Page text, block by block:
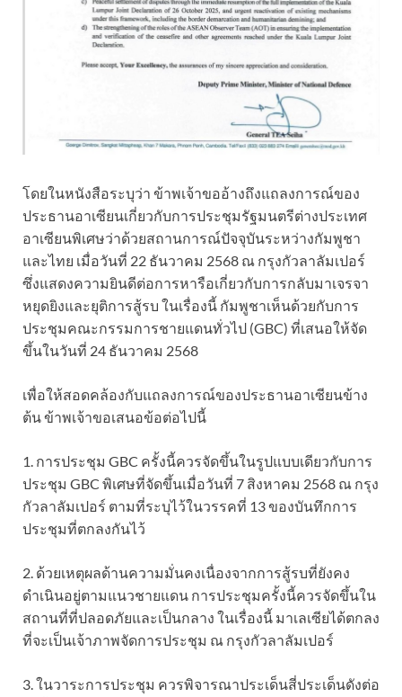
โดยในหนังสือระบุว่า ข้าพเจ้าขออ้างถึงแถลงการณ์ของ
ประธานอาเซียนเกี่ยวกับการประชุมรัฐมนตรีต่างประเทศ
อาเซียนพิเศษว่าด้วยสถานการณ์ปัจจุบันระหว่างกัมพูชา
และไทย เมื่อวันที่ 22 ธันวาคม 2568 ณ กรุงกัวลาลัมเปอร์
ซึ่งแสดงความยินดีต่อการหารือเกี่ยวกับการกลับมาเจรจา
หยุดยิงและยุติการสู้รบ ในเรื่องนี้ กัมพูชาเห็นด้วยกับการ
ประชุมคณะกรรมการชายแดนทั่วไป (GBC) ที่เสนอให้จัด
ขึ้นในวันที่ 24 ธันวาคม 2568
เพื่อให้สอดคล้องกับแถลงการณ์ของประธานอาเซียนข้าง
ต้น ข้าพเจ้าขอเสนอข้อต่อไปนี้
1. การประชุม GBC ครั้งนี้ควรจัดขึ้นในรูปแบบเดียวกับการ
ประชุม GBC พิเศษที่จัดขึ้นเมื่อวันที่ 7 สิงหาคม 2568 ณ กรุง
กัวลาลัมเปอร์ ตามที่ระบุไว้ในวรรคที่ 13 ของบันทึกการ
ประชุมที่ตกลงกันไว้
2. ด้วยเหตุผลด้านความมั่นคงเนื่องจากการสู้รบที่ยังคง
ดำเนินอยู่ตามแนวชายแดน การประชุมครั้งนี้ควรจัดขึ้นใน
สถานที่ที่ปลอดภัยและเป็นกลาง ในเรื่องนี้ มาเลเซียได้ตกลง
ที่จะเป็นเจ้าภาพจัดการประชุม ณ กรุงกัวลาลัมเปอร์
3. ในวาระการประชุม ควรพิจารณาประเด็นสี่ประเด็นดังต่อ